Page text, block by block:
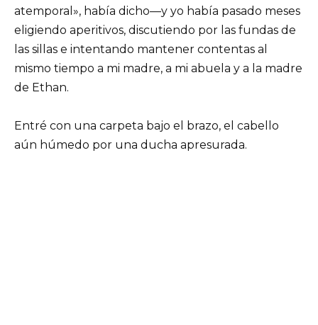
atemporal», había dicho—y yo había pasado meses
eligiendo aperitivos, discutiendo por las fundas de
las sillas e intentando mantener contentas al
mismo tiempo a mi madre, a mi abuela y a la madre
de Ethan.
Entré con una carpeta bajo el brazo, el cabello
aún húmedo por una ducha apresurada.